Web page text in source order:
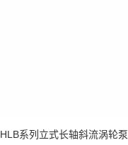
HLB系列立式长轴斜流涡轮泵